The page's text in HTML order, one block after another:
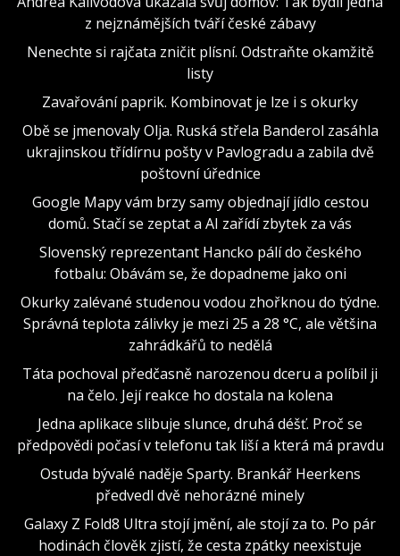
z nejznámějších tváří české zábavy
Nenechte si rajčata zničit plísní. Odstraňte okamžitě
listy
Zavařování paprik. Kombinovat je lze i s okurky
Obě se jmenovaly Olja. Ruská střela Banderol zasáhla
ukrajinskou třídírnu pošty v Pavlogradu a zabila dvě
poštovní úřednice
Google Mapy vám brzy samy objednají jídlo cestou
domů. Stačí se zeptat a AI zařídí zbytek za vás
Slovenský reprezentant Hancko pálí do českého
fotbalu: Obávám se, že dopadneme jako oni
Okurky zalévané studenou vodou zhořknou do týdne.
Správná teplota zálivky je mezi 25 a 28 °C, ale většina
zahrádkářů to nedělá
Táta pochoval předčasně narozenou dceru a políbil ji
na čelo. Její reakce ho dostala na kolena
Jedna aplikace slibuje slunce, druhá déšť. Proč se
předpovědi počasí v telefonu tak liší a která má pravdu
Ostuda bývalé naděje Sparty. Brankář Heerkens
předvedl dvě nehorázné minely
Galaxy Z Fold8 Ultra stojí jmění, ale stojí za to. Po pár
hodinách člověk zjistí, že cesta zpátky neexistuje